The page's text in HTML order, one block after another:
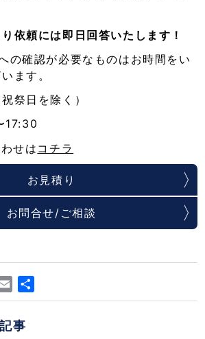
依頼には即日回答いたします！
の確認が必要なものはお時間をい
ます。
祭日を除く）
17:30
せは コチラ
お見積り
お問合せ/ご相談
Email
有
事